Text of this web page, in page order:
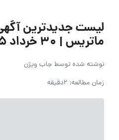
لیست جدیدترین
ماتریس | ۳۰ خرداد ۱۴۰۵
نوشته شده توسطجاب ویژن
زمان مطالعه: 2دقیقه